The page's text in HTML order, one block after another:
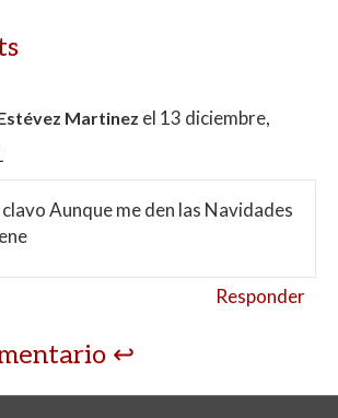
Martinez el 13 diciembre,
Aunque me den las Navidades
Responder